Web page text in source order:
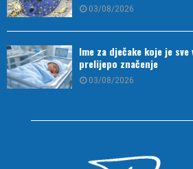
03/08/2026
Ime za dječake koje je
prelijepo značenje
03/08/2026